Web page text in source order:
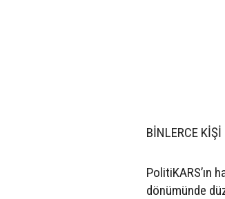
BİNLERCE
PolitiKARS’ın
dönümünde